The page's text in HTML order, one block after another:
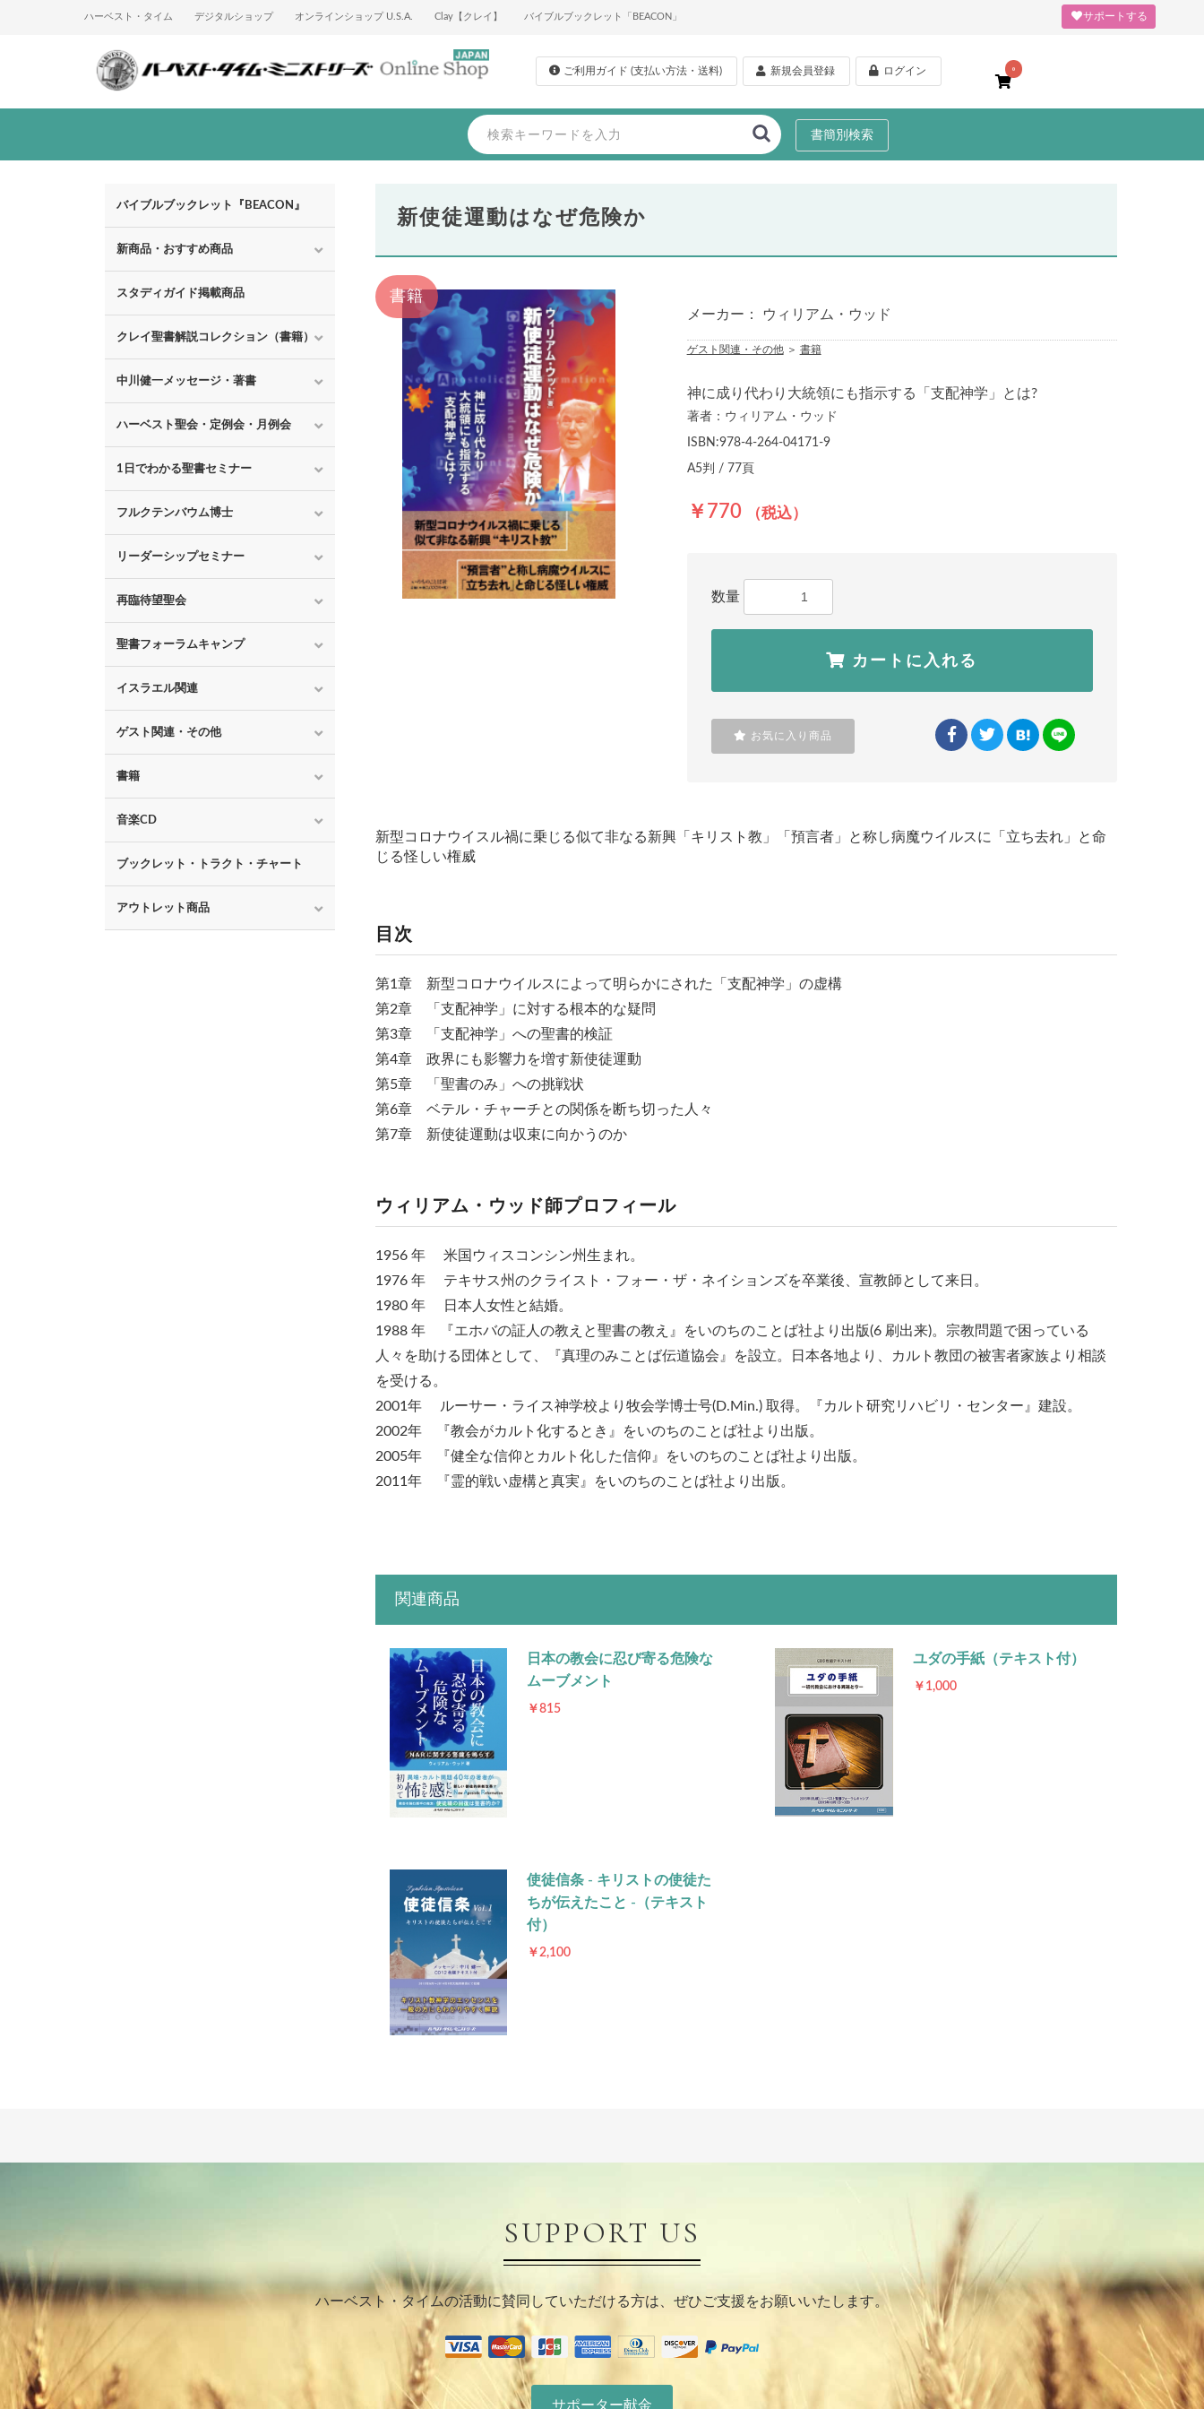
ハーベスト・タイム デジタルショップ オンラインショップ U.S.A. Clay【クレイ】 バイブルブックレット「BEACON」 サポートする
0
ご利用ガイド (支払い方法・送料) 新規会員登録 ログイン
書簡別検索
バイブルブックレット『BEACON』
新商品・おすすめ商品
スタディガイド掲載商品
クレイ聖書解説コレクション（書籍）
中川健一メッセージ・著書
ハーベスト聖会・定例会・月例会
1日でわかる聖書セミナー
フルクテンバウム博士
リーダーシップセミナー
再臨待望聖会
聖書フォーラムキャンプ
イスラエル関連
ゲスト関連・その他
書籍
音楽CD
ブックレット・トラクト・チャート
アウトレット商品
新使徒運動はなぜ危険か
書籍
メーカー： ウィリアム・ウッド
ゲスト関連・その他 ＞ 書籍
神に成り代わり大統領にも指示する「支配神学」とは?
著者：ウィリアム・ウッド
ISBN:978-4-264-04171-9
A5判 / 77頁
￥770 （税込）
数量
カートに入れる
お買い物を続ける カートへ進む
お気に入り商品
新型コロナウイスル禍に乗じる似て非なる新興「キリスト教」「預言者」と称し病魔ウイルスに「立ち去れ」と命
じる怪しい権威
目次
第1章 新型コロナウイルスによって明らかにされた「支配神学」の虚構
第2章 「支配神学」に対する根本的な疑問
第3章 「支配神学」への聖書的検証
第4章 政界にも影響力を増す新使徒運動
第5章 「聖書のみ」への挑戦状
第6章 ベテル・チャーチとの関係を断ち切った人々
第7章 新使徒運動は収束に向かうのか
ウィリアム・ウッド師プロフィール
1956 年 米国ウィスコンシン州生まれ。
1976 年 テキサス州のクライスト・フォー・ザ・ネイションズを卒業後、宣教師として来日。
1980 年 日本人女性と結婚。
1988 年 『エホバの証人の教えと聖書の教え』をいのちのことば社より出版(6 刷出来)。宗教問題で困っている
人々を助ける団体として、『真理のみことば伝道協会』を設立。日本各地より、カルト教団の被害者家族より相談
を受ける。
2001年 ルーサー・ライス神学校より牧会学博士号(D.Min.) 取得。『カルト研究リハビリ・センター』建設。
2002年 『教会がカルト化するとき』をいのちのことば社より出版。
2005年 『健全な信仰とカルト化した信仰』をいのちのことば社より出版。
2011年 『霊的戦い虚構と真実』をいのちのことば社より出版。
関連商品
日本の教会に忍び寄る危険な
ムーブメント
￥815
ユダの手紙（テキスト付）
￥1,000
使徒信条 - キリストの使徒た
ちが伝えたこと -（テキスト
付）
￥2,100
SUPPORT US
ハーベスト・タイムの活動に賛同していただける方は、ぜひご支援をお願いいたします。
サポーター献金